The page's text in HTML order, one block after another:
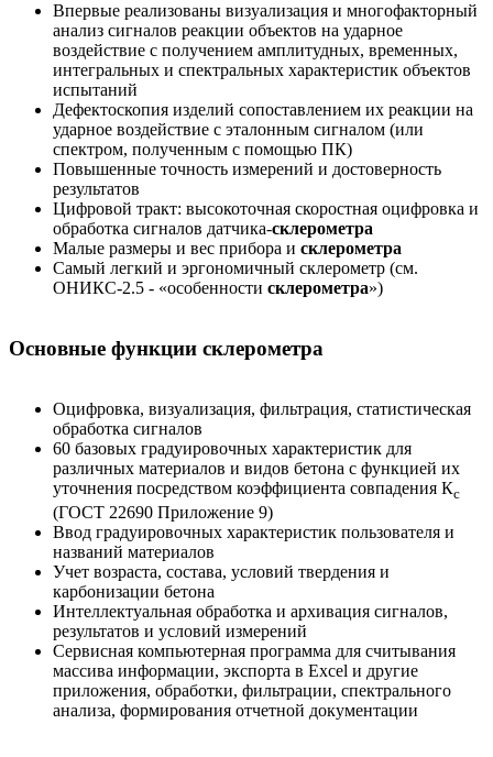
Впервые реализованы визуализация и многофакторный
анализ сигналов реакции объ­ектов на ударное
воздействие с получением амплитудных, временных,
интегральных и спектральных характеристик объектов
испытаний
Дефектоскопия изделий сопоставлением их реакции на
ударное воздействие с эталон­ным сигналом (или
спектром, полученным с помощью ПК)
Повышенные точность измерений и достоверность
результатов
Цифровой тракт: высокоточная скоростная оцифровка и
обработка сигналов датчика-склерометра
Малые размеры и вес прибора и склерометра
Самый легкий и эргономичный склерометр (см.
ОНИКС-2.5 - «особенности склерометра»)
Основные функции склерометра
Оцифровка, визуализация, фильтрация, статистическая
обработка сигналов
60 базовых градуировочных характеристик для
различных материалов и видов бетона с функцией их
уточнения посредством коэффициента совпадения Кс
(ГОСТ 22690 Приложение 9)
Ввод градуировочных характеристик пользователя и
названий материалов
Учет возраста, состава, условий твердения и
карбонизации бетона
Интеллектуальная обработка и архивация сигналов,
результатов и условий измерений
Сервисная компьютерная программа для считывания
массива информации, экспорта в Excel и другие
приложения, обработки, фильтрации, спектрального
анализа, формирования отчетной документации